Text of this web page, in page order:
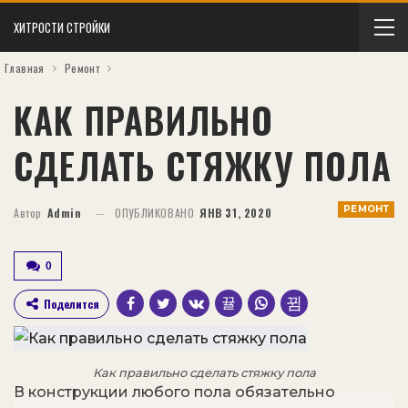
ХИТРОСТИ СТРОЙКИ
Главная Ремонт
КАК ПРАВИЛЬНО
СДЕЛАТЬ СТЯЖКУ ПОЛА
РЕМОНТ
Автор Admin ОПУБЛИКОВАНО ЯНВ 31, 2020
0
Поделится
Как правильно сделать стяжку пола
В конструкции любого пола обязательно